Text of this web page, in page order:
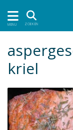
MENU ZOEKEN
kriel